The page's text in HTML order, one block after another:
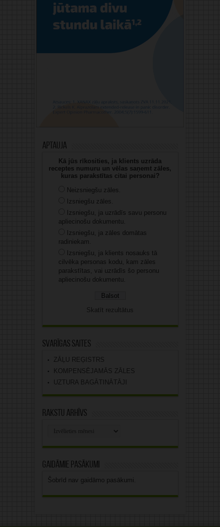
Aptauja
Kā jūs rīkosities, ja klients uzrāda
receptes numuru un vēlas saņemt zāles,
kuras parakstītas citai personai?
Neizsniegšu zāles.
Izsniegšu zāles.
Izsniegšu, ja uzrādīs savu personu
apliecinošu dokumentu.
Izsniegšu, ja zāles domātas
radiniekam.
Izsniegšu, ja klients nosauks tā
cilvēka personas kodu, kam zāles
parakstītas, vai uzrādīs šo personu
apliecinošu dokumentu.
Skatīt rezultātus
Svarīgas saites
ZĀĻU REĢISTRS
KOMPENSĒJAMĀS ZĀLES
UZTURA BAGĀTINĀTĀJI
Rakstu arhīvs
Gaidāmie pasākumi
Šobrīd nav gaidāmo pasākumi.